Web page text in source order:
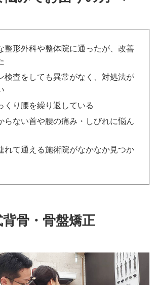
整形外科や整体院に通ったが、改善
検査をしても異常がなく、対処法が
くり腰を繰り返している
らない首や腰の痛み・しびれに悩ん
れて通える施術院がなかなか見つか
骨・骨盤矯正